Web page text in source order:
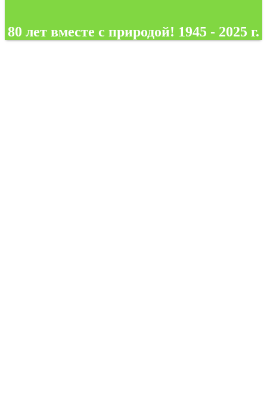
80 лет вместе с природой! 1945 - 2025 г.